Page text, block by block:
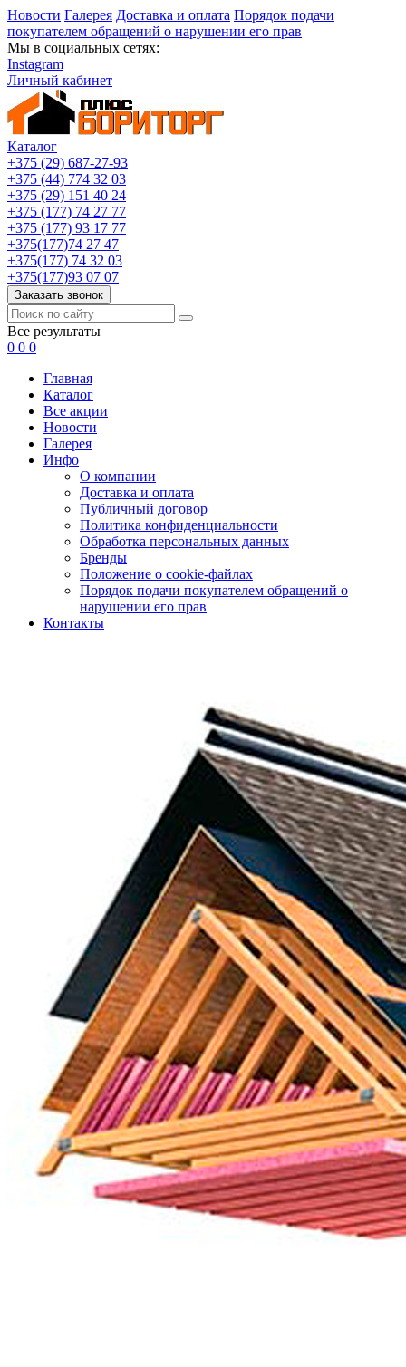
Новости Галерея Доставка и оплата Порядок подачи
покупателем обращений о нарушении его прав
Мы в социальных сетях:
Instagram
Личный кабинет
Каталог
+375 (29) 687-27-93
+375 (44) 774 32 03
+375 (29) 151 40 24
+375 (177) 74 27 77
+375 (177) 93 17 77
+375(177)74 27 47
+375(177) 74 32 03
+375(177)93 07 07
Заказать звонок
Все результаты
0 0 0
Главная
Каталог
Все акции
Новости
Галерея
Инфо
О компании
Доставка и оплата
Публичный договор
Политика конфиденциальности
Обработка персональных данных
Бренды
Положение о cookie-файлах
Порядок подачи покупателем обращений о
нарушении его прав
Контакты